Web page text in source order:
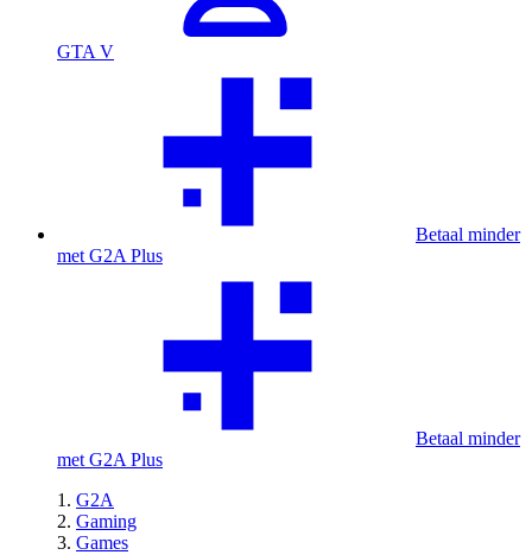
GTA V
Betaal minder
met G2A Plus
Betaal minder
met G2A Plus
G2A
Gaming
Games